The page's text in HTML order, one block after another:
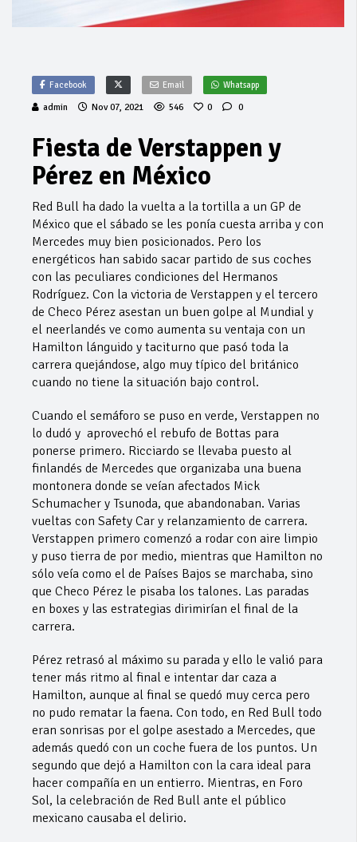
Facebook Email Whatsapp
admin Nov 07, 2021 546 0 0
Fiesta de Verstappen y
Pérez en México
Red Bull ha dado la vuelta a la tortilla a un GP de
México que el sábado se les ponía cuesta arriba y con
Mercedes muy bien posicionados. Pero los
energéticos han sabido sacar partido de sus coches
con las peculiares condiciones del Hermanos
Rodríguez. Con la victoria de Verstappen y el tercero
de Checo Pérez asestan un buen golpe al Mundial y
el neerlandés ve como aumenta su ventaja con un
Hamilton lánguido y taciturno que pasó toda la
carrera quejándose, algo muy típico del británico
cuando no tiene la situación bajo control.
Cuando el semáforo se puso en verde, Verstappen no
lo dudó y aprovechó el rebufo de Bottas para
ponerse primero. Ricciardo se llevaba puesto al
finlandés de Mercedes que organizaba una buena
montonera donde se veían afectados Mick
Schumacher y Tsunoda, que abandonaban. Varias
vueltas con Safety Car y relanzamiento de carrera.
Verstappen primero comenzó a rodar con aire limpio
y puso tierra de por medio, mientras que Hamilton no
sólo veía como el de Países Bajos se marchaba, sino
que Checo Pérez le pisaba los talones. Las paradas
en boxes y las estrategias dirimirían el final de la
carrera.
Pérez retrasó al máximo su parada y ello le valió para
tener más ritmo al final e intentar dar caza a
Hamilton, aunque al final se quedó muy cerca pero
no pudo rematar la faena. Con todo, en Red Bull todo
eran sonrisas por el golpe asestado a Mercedes, que
además quedó con un coche fuera de los puntos. Un
segundo que dejó a Hamilton con la cara ideal para
hacer compañía en un entierro. Mientras, en Foro
Sol, la celebración de Red Bull ante el público
mexicano causaba el delirio.